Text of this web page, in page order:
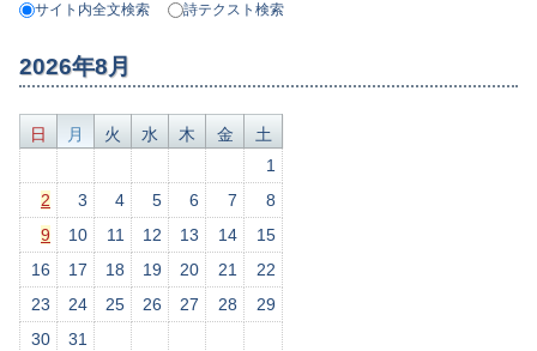
サイト内全文検索 詩テクスト検索
2026年8月
日 月 火 水 木 金
土
1
2
3 4 5 6 7
8
9
10 11 12 13 14
15
16
17 18 19 20 21
22
23
24 25 26 27 28
29
30
31